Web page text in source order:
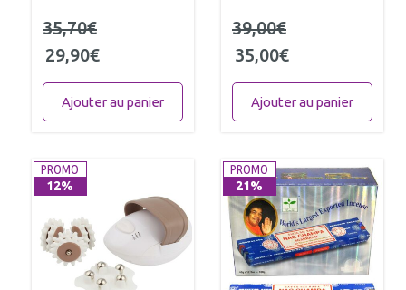
35,70€
29,90€
Ajouter au panier
39,00€
35,00€
Ajouter au panier
PROMO
12%
PROMO
21%